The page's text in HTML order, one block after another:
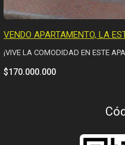
VENDO APARTAMENTO, LA
¡VIVE LA COMODIDAD EN ESTE
$170.000.000